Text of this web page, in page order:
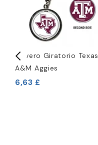
Llavero Giratorio Texas
A&M Aggies
6,63 £